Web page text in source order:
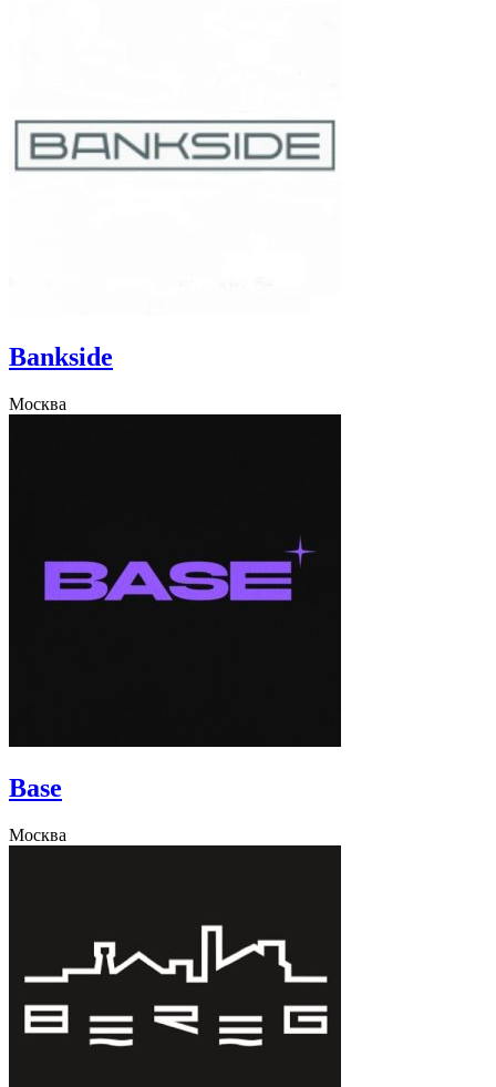
Bankside
Москва
Base
Москва